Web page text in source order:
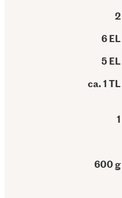
2
6 EL
5 EL
ca. 1 TL
1
600 g